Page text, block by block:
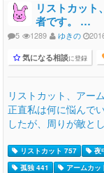
リストカット
者です。 …
5 1289 ゆきの
気になる相談に登録
リストカット、アー
正直私は何に悩んで
したが、周りが敵と
リストカット 757 夜
孤独 441
アームカッ